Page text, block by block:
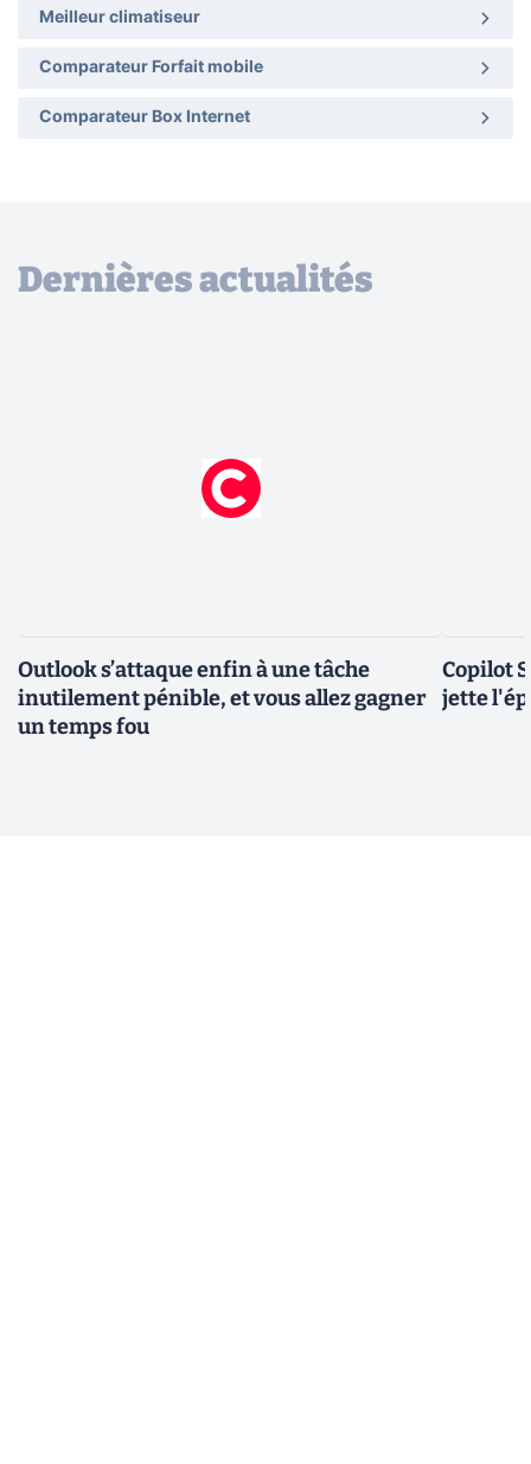
Meilleur climatiseur
Comparateur Forfait mobile
Comparateur Box Internet
Dernières actualités
Outlook s’attaque enfin à une tâche
inutilement pénible, et vous allez gagner
un temps fou
Copilot
jette